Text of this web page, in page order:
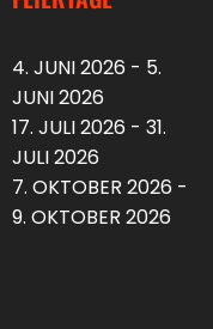
4. JUNI 2026 - 5.
JUNI 2026
17. JULI 2026 - 31.
JULI 2026
7. OKTOBER 2026 -
9. OKTOBER 2026